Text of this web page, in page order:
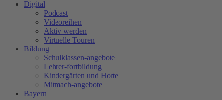
Digital
Podcast
Videoreihen
Aktiv werden
Virtuelle Touren
Bildung
Schulklassen-angebote
Lehrer-fortbildung
Kindergärten und Horte
Mitmach-angebote
Bayern